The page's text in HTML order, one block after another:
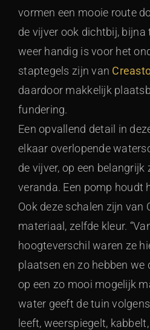
vormen een mooie route
de vijver ook dichtbij,
weer handig is voor het
staptegels zijn van
daardoor makkelijk
fundering.
Een opvallend detail in
elkaar overlopende
de vijver, op een
veranda. Een pomp houdt
Ook deze schalen zijn van
materiaal, zelfde kleur.
hoogteverschil waren ze
plaatsen en zo hebben we
op een zo mooi mogelijk
water geeft de tuin volgens
leeft, weerspiegelt,